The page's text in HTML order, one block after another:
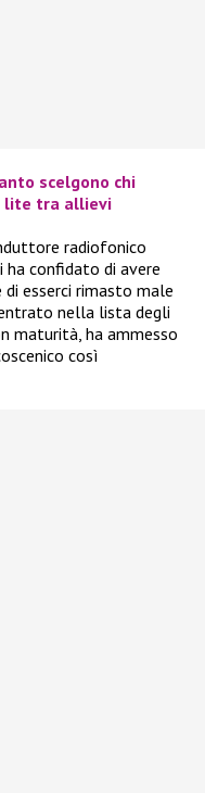
scelgono chi
lite tra allievi
radiofonico
confidato di avere
di esserci rimasto male
nella lista degli
maturità, ha ammesso
così